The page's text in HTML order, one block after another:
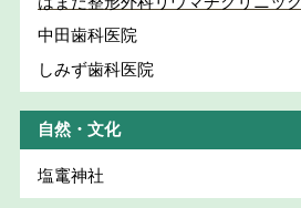
中田歯科医院
しみず歯科医院
自然・文化
塩竃神社